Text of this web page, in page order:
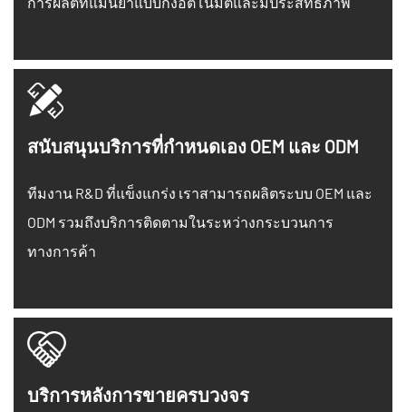
สนับสนุนบริการที่กำหนดเอง OEM และ ODM
ทีมงาน R&D ที่แข็งแกร่ง เราสามารถผลิตระบบ OEM และ
ODM รวมถึงบริการติดตามในระหว่างกระบวนการ
ทางการค้า
บริการหลังการขายครบวงจร